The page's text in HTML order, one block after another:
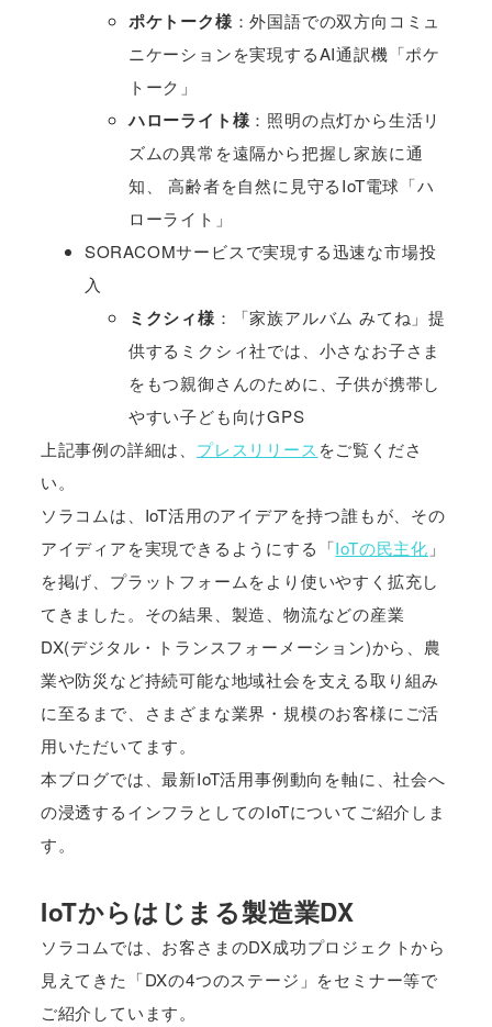
ポケトーク様 ：外国語での双方向コミュ
ニケーションを実現するAI通訳機「ポケ
トーク」
ハローライト様 ：照明の点灯から生活リ
ズムの異常を遠隔から把握し家族に通
知、 高齢者を自然に見守るIoT電球「ハ
ローライト」
SORACOMサービスで実現する迅速な市場投
入
ミクシィ様 ：「家族アルバム みてね」提
供するミクシィ社では、小さなお子さま
をもつ親御さんのために、子供が携帯し
やすい子ども向けGPS
上記事例の詳細は、 プレスリリース をご覧くださ
い。
ソラコムは、IoT活用のアイデアを持つ誰もが、その
アイディアを実現できるようにする「IoTの民主化 」
を掲げ、プラットフォームをより使いやすく拡充し
てきました。その結果、製造、物流などの産業
DX(デジタル・トランスフォーメーション)から、農
業や防災など持続可能な地域社会を支える取り組み
に至るまで、さまざまな業界・規模のお客様にご活
用いただいてます。
本ブログでは、最新IoT活用事例動向を軸に、社会へ
の浸透するインフラとしてのIoTについてご紹介しま
す。
IoTからはじまる製造業DX
ソラコムでは、お客さまのDX成功プロジェクトから
見えてきた「DXの4つのステージ」をセミナー等で
ご紹介しています。